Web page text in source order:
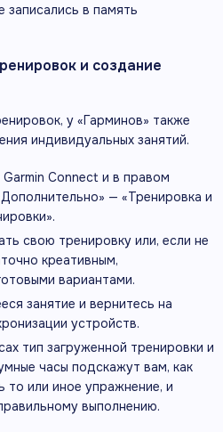
записались в память
и создание
у «Гарминов» также
индивидуальных занятий.
Connect и в правом
— «Тренировка и
свою тренировку или, если не
креативным,
вариантами.
занятие и вернитесь на
устройств.
тип загруженной тренировки и
часы подскажут вам, как
то или иное упражнение, и
выполнению.